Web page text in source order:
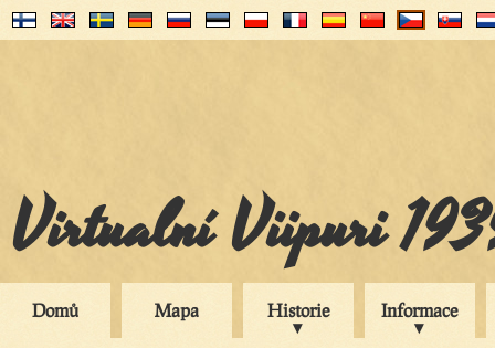
Virtualní Viipuri
Domů Mapa Historie Informace